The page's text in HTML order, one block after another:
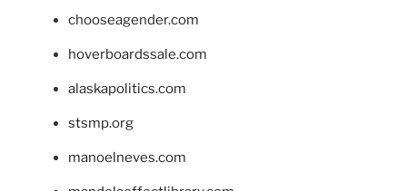
chooseagender.com
hoverboardssale.com
alaskapolitics.com
stsmp.org
manoelneves.com